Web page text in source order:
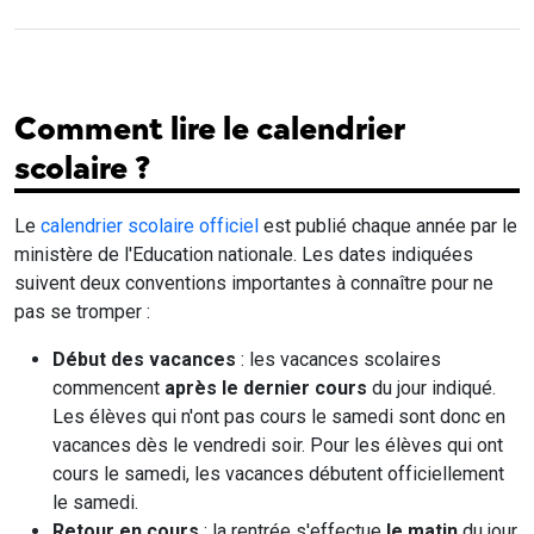
Comment lire le calendrier
scolaire ?
Le calendrier scolaire officiel est publié chaque année par le
ministère de l'Education nationale. Les dates indiquées
suivent deux conventions importantes à connaître pour ne
pas se tromper :
Début des vacances : les vacances scolaires
commencent après le dernier cours du jour indiqué.
Les élèves qui n'ont pas cours le samedi sont donc en
vacances dès le vendredi soir. Pour les élèves qui ont
cours le samedi, les vacances débutent officiellement
le samedi.